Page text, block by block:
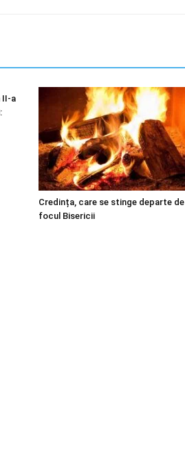
II-a
Credința, care se stinge departe de
focul Bisericii